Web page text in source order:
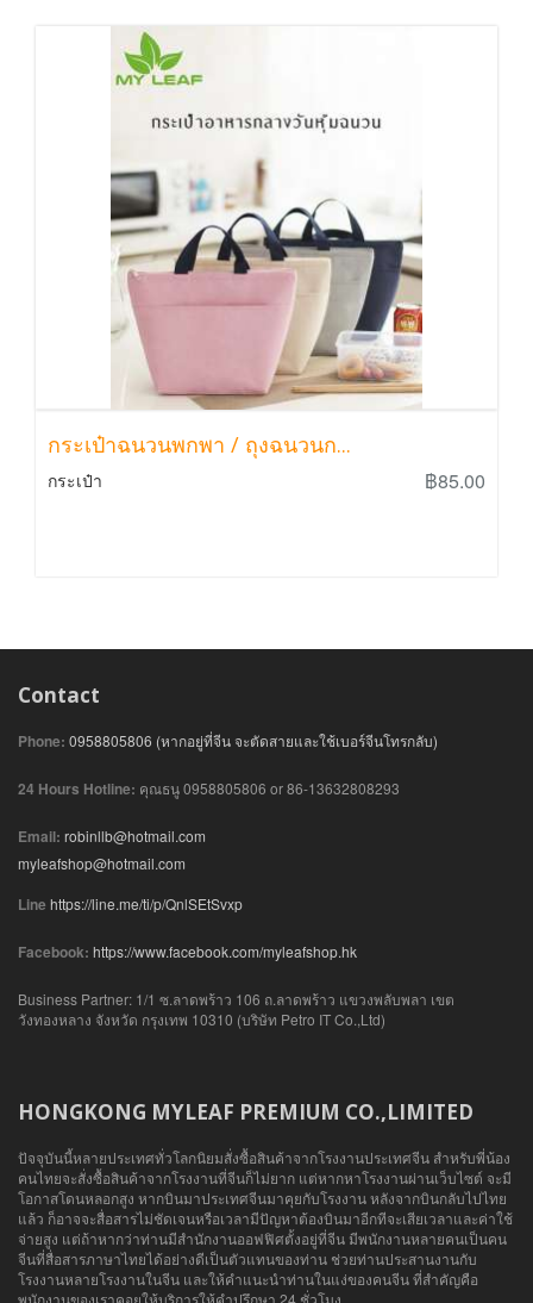
กระเป๋าฉนวนพกพา / ถุงฉนวนก...
กระเป๋า ฿85.00
Contact
Phone: 0958805806 (หากอยู่ที่จีน จะตัดสายและใช้เบอร์จีนโทรกลับ)
24 Hours Hotline: คุณธนู 0958805806 or 86-13632808293
Email: robinllb@hotmail.com
myleafshop@hotmail.com
Line https://line.me/ti/p/QnlSEtSvxp
Facebook: https://www.facebook.com/myleafshop.hk
Business Partner: 1/1 ซ.ลาดพร้าว 106 ถ.ลาดพร้าว แขวงพลับพลา เขต
วังทองหลาง จังหวัด กรุงเทพ 10310 (บริษัท Petro IT Co.,Ltd)
HONGKONG MYLEAF PREMIUM CO.,LIMITED
ปัจจุบันนี้หลายประเทศทั่วโลกนิยมสั่งซื้อสินค้าจากโรงงานประเทศจีน สำหรับพี่น้อง
คนไทยจะสั่งซื้อสินค้าจากโรงงานที่จีนก็ไม่ยาก แต่หากหาโรงงานผ่านเว็บไซต์ จะมี
โอกาสโดนหลอกสูง หากบินมาประเทศจีนมาคุยกับโรงงาน หลังจากบินกลับไปไทย
แล้ว ก็อาจจะสื่อสารไม่ชัดเจนหรือเวลามีปัญหาต้องบินมาอีกทีจะเสียเวลาและค่าใช้
จ่ายสูง แต่ถ้าหากว่าท่านมีสำนักงานออฟฟิศตั้งอยู่ที่จีน มีพนักงานหลายคนเป็นคน
จีนที่สื่อสารภาษาไทยได้อย่างดีเป็นตัวแทนของท่าน ช่วยท่านประสานงานกับ
โรงงานหลายโรงงานในจีน และให้คำแนะนำท่านในแง่ของคนจีน ที่สำคัญคือ
พนักงานของเราคอยให้บริการให้คำปรึกษา 24 ชั่วโมง